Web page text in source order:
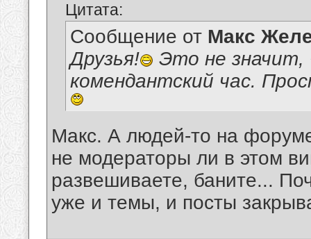
Цитата:
Сообщение от Макс
Друзья!
Это не значит,
комендантский час.
Макс. А людей-то на
не модераторы ли в этом
развешиваете, баните...
уже и темы, и посты